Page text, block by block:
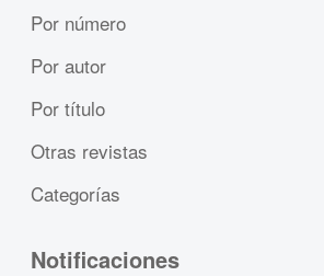
Por número
Por autor
Por título
Otras revistas
Categorías
Notificaciones